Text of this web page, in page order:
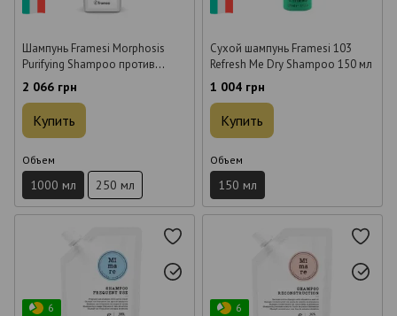
Шампунь Framesi Morphosis
Purifying Shampoo против
перхоти 1 л
2 066 грн
Купить
Объем
1000 мл 250 мл
Сухой шампунь Framesi 103
Refresh Me Dry Shampoo 150 мл
1 004 грн
Купить
Объем
150 мл
6
6